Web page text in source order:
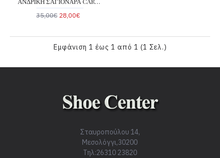
35,00€ 28,00€
Εμφάνιση 1 έως 1 από 1 (1 Σελ.)
Σταυροπούλου 14,
Μεσολόγγι,30200
Τηλ:26310 23820